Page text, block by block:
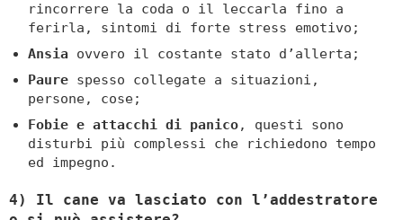
rincorrere la coda o il leccarla fino a
ferirla, sintomi di forte stress emotivo;
Ansia ovvero il costante stato d’allerta;
Paurespesso collegate a situazioni,
persone, cose;
Fobie e attacchi di panico, questi sono
disturbi più complessi che richiedono tempo
ed impegno.
4) Il cane va lasciato con l’addestratore